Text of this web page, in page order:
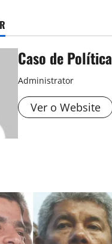
Caso de Política
Administrator
Ver o Website